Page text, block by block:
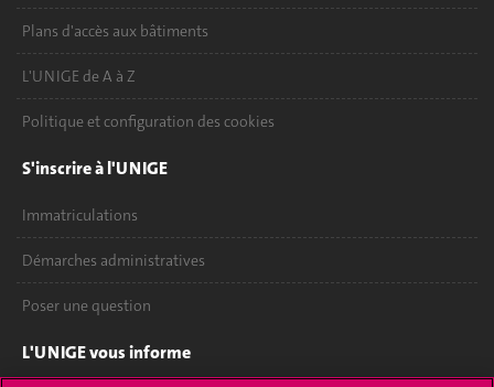
Plans d'accès aux bâtiments
L'UNIGE de A à Z
Politique et configuration des cookies
S'inscrire à l'UNIGE
Immatriculations
Démarches administratives
Poser une question
L'UNIGE vous informe